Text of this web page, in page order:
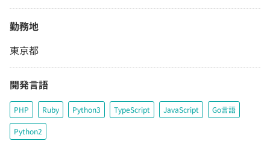
勤務地
東京都
開発言語
PHP Ruby Python3 TypeScript JavaScript Go言語
Python2